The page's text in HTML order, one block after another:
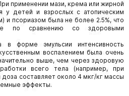
применении мази, крема или жирной
у детей и взрослых с атопическим
и псориазом была не более 2.5%, что
по сравнению со здоровыми
в форме эмульсии интенсивность
воспалением была очень
выше, чем через здоровую
всего тела (например, при
составляет около 4 мкг/кг массы
эффекты.